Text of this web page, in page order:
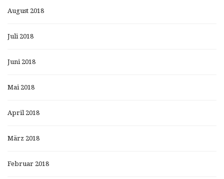
August 2018
Juli 2018
Juni 2018
Mai 2018
April 2018
März 2018
Februar 2018